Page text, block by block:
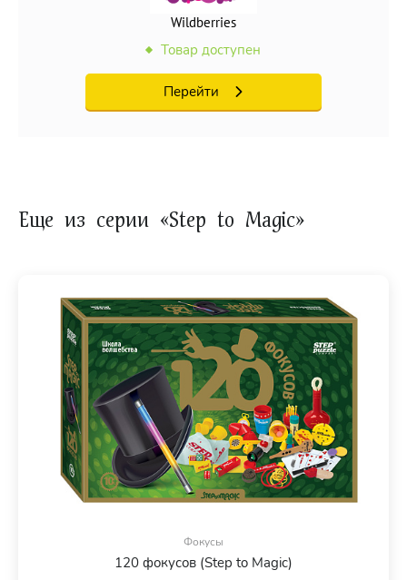
Wildberries
Товар доступен
Перейти
Еще из серии «Step to Magic»
Фокусы
120 фокусов (Step to Magic)